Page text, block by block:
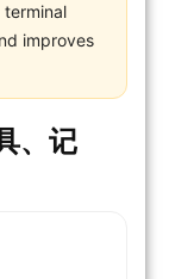
improves
、记